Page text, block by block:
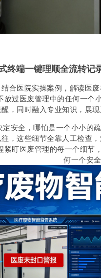
终端一键理顺全流转记
合医院实操案例，解读医
放过医废管理中的任何一
，同时融入专业知识，展现
安全，哪怕是一个小小的
，这些细节全靠人工检查
紧盯医废管理的每一个细
何一个安全